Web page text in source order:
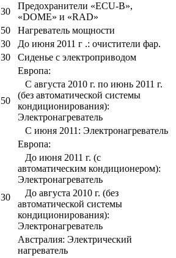
30
Предохранители «ECU-B»,
«DOME» и «RAD»
50
Нагреватель мощности
30
До июня 2011 г .: очистители фар.
30 Сиденье с электроприводом
50
Европа:
С августа 2010 г. по июнь 2011 г.
(без автоматической системы
кондиционирования):
Электронагреватель
С июня 2011: Электронагреватель
30
Европа:
До июня 2011 г. (с
автоматическим кондиционером):
Электронагреватель
До августа 2010 г. (без
автоматической системы
кондиционирования):
Электронагреватель
Австралия: Электрический
нагреватель